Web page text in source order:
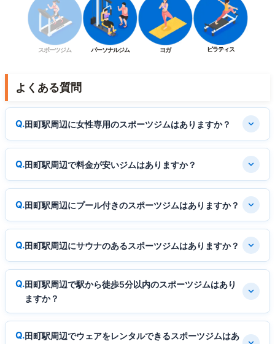
スポーツジム パーソナルジム ヨガ ピラティス
よくある質問
田町駅周辺に女性専用のスポーツジムはありますか？
田町駅周辺で料金が安いジムはありますか？
田町駅周辺にプール付きのスポーツジムはありますか？
田町駅周辺にサウナのあるスポーツジムはありますか？
田町駅周辺で駅から徒歩5分以内のスポーツジムはあり
ますか？
田町駅周辺でウェアをレンタルできるスポーツジムはあ